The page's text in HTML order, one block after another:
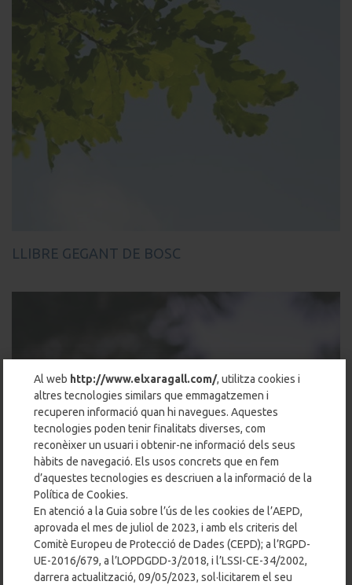
LLIBRE GEGANT DE BOSC
Al web http://www.elxaragall.com/, utilitza cookies i
altres tecnologies similars que emmagatzemen i
recuperen informació quan hi navegues. Aquestes
tecnologies poden tenir finalitats diverses, com
reconèixer un usuari i obtenir-ne informació dels seus
hàbits de navegació. Els usos concrets que en fem
d’aquestes tecnologies es descriuen a la informació de la
Política de Cookies.
En atenció a la Guia sobre l’ús de les cookies de l’AEPD,
aprovada el mes de juliol de 2023, i amb els criteris del
Comitè Europeu de Protecció de Dades (CEPD); a l’RGPD-
UE-2016/679, a l’LOPDGDD-3/2018, i l’LSSI-CE-34/2002,
darrera actualització, 09/05/2023, sol·licitarem el seu